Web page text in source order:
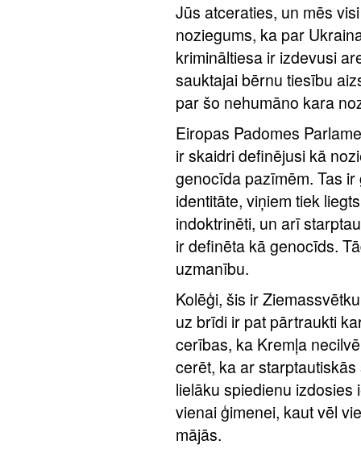
Jūs atceraties, un mēs
noziegums, ka par
krimināltiesa ir izdevusi
sauktajai bērnu tiesību
par šo nehumāno kara
Eiropas Padomes
ir skaidri definējusi kā
genocīda pazīmēm. Tas
identitāte, viņiem tiek
indoktrinēti, un arī
ir definēta kā genocīds.
uzmanību.
Kolēģi, šis ir
uz brīdi ir pat pārtraukti
cerības, ka Kremļa
cerēt, ka ar
lielāku spiedienu
vienai ģimenei, kaut vēl
mājās.